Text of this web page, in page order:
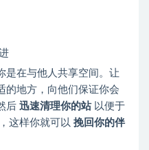
是在与他人共享空间。让
的地方，向他们保证你会
后 迅速清理你的站以便于
这样你就可以 挽回你的伴